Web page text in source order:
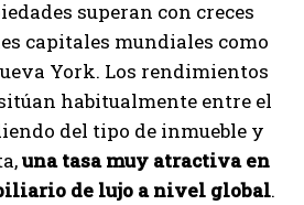
superan con creces
capitales mundiales como
York. Los rendimientos
habitualmente entre el
del tipo de inmueble y
una tasa muy atractiva en
de lujo a nivel global.